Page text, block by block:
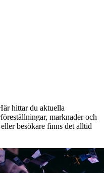
hittar du aktuella
marknader och
besökare finns det alltid